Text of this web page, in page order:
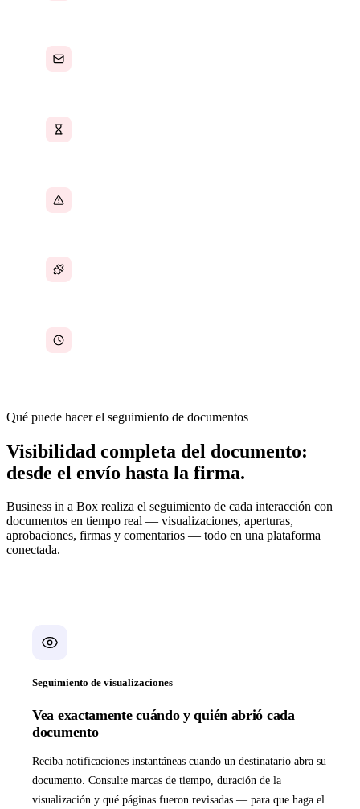
Qué puede hacer el seguimiento de documentos
Visibilidad completa del documento:
desde el envío hasta la firma.
Business in a Box realiza el seguimiento de cada interacción con
documentos en tiempo real — visualizaciones, aperturas,
aprobaciones, firmas y comentarios — todo en una plataforma
conectada.
Seguimiento de visualizaciones
Vea exactamente cuándo y quién abrió cada
documento
Reciba notificaciones instantáneas cuando un destinatario abra su
documento. Consulte marcas de tiempo, duración de la
visualización y qué páginas fueron revisadas — para que haga el